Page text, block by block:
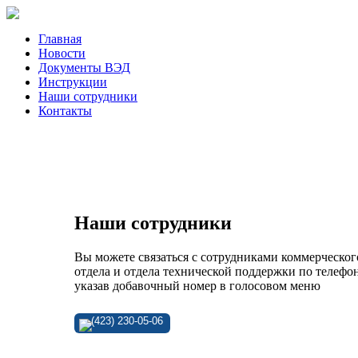
Главная
Новости
Документы ВЭД
Инструкции
Наши сотрудники
Контакты
Наши сотрудники
Вы можете связаться с сотрудниками
отдела и отдела технической поддержки по
указав добавочный номер в голосовом меню
(423) 230-05-06